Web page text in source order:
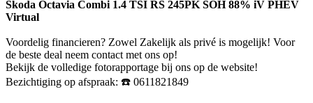
Skoda Octavia Combi 1.4 TSI RS 245PK SOH 88% iV PHEV
Virtual
Voordelig financieren? Zowel Zakelijk als privé is mogelijk! Voor
de beste deal neem contact met ons op!
Bekijk de volledige fotorapportage bij ons op de website!
Bezichtiging op afspraak: ☎️ 0611821849